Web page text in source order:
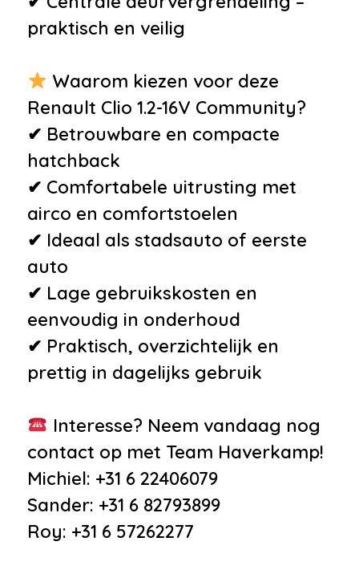
praktisch en veilig
Waarom kiezen voor deze
Renault Clio 1.2-16V Community?
✔ Betrouwbare en compacte
hatchback
✔ Comfortabele uitrusting met
airco en comfortstoelen
✔ Ideaal als stadsauto of eerste
auto
✔ Lage gebruikskosten en
eenvoudig in onderhoud
✔ Praktisch, overzichtelijk en
prettig in dagelijks gebruik
Interesse? Neem vandaag nog
contact op met Team Haverkamp!
Michiel: +31 6 22406079
Sander: +31 6 82793899
Roy: +31 6 57262277